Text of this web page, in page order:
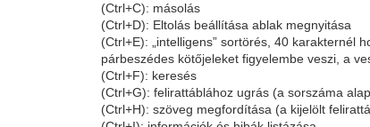
(Ctrl+C): másolás
(Ctrl+D): Eltolás beállítása ablak megnyitása
(Ctrl+E): „intelligens” sortörés, 40 karakternél
párbeszédes kötőjeleket figyelembe veszi, a
(Ctrl+F): keresés
(Ctrl+G): felirattáblához ugrás (a sorszáma
(Ctrl+H): szöveg megfordítása (a kijelölt